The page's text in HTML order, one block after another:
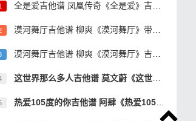
全是爱吉他谱 凤凰传奇《全是爱》吉他弹唱谱
漠河舞厅吉他谱 柳爽《漠河舞厅》带间奏吉他弹
漠河舞厅吉他谱 柳爽《漠河舞厅》吉他弹唱谱
这世界那么多人吉他谱 莫文蔚《这世界那么多人
热爱105度的你吉他谱 阿肆《热爱105°c的你》吉他